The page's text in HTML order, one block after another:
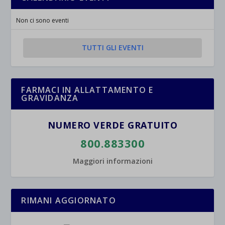
Non ci sono eventi
TUTTI GLI EVENTI
FARMACI IN ALLATTAMENTO E
GRAVIDANZA
NUMERO VERDE GRATUITO
800.883300
Maggiori informazioni
RIMANI AGGIORNATO
jetpackState[message]